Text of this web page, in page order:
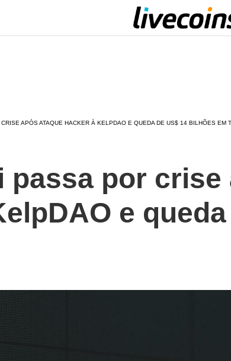
APÓS ATAQUE HACKER À KELPDAO E QUEDA DE US$ 14 BILHÕES EM
passa por crise
e